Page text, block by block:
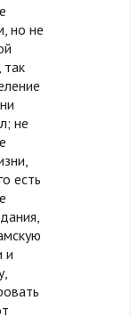
но не
так
не
есть
и